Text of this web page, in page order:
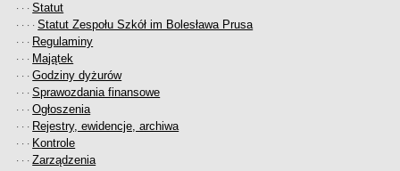
· · ·Statut
· · · ·Statut Zespołu Szkół im Bolesława Prusa
· · · Regulaminy
· · · Majątek
· · ·Godziny dyżurów
· · ·Sprawozdania finansowe
· · ·Ogłoszenia
· · · Rejestry, ewidencje, archiwa
· · · Kontrole
· · ·Zarządzenia